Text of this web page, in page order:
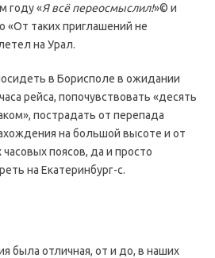
году «Я всё переосмыслил!»© и
«От таких приглашений не
на Урал.
в Борисполе в ожидании
рейса, попочувствовать «десять
пострадать от перепада
на большой высоте и от
поясов, да и просто
на Екатеринбург-с.
была отличная, от и до, в наших